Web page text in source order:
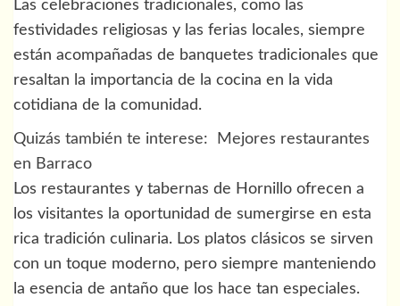
Las celebraciones tradicionales, como las
festividades religiosas y las ferias locales, siempre
están acompañadas de banquetes tradicionales que
resaltan la importancia de la cocina en la vida
cotidiana de la comunidad.
Quizás también te interese:
Mejores restaurantes
en Barraco
Los restaurantes y tabernas de Hornillo ofrecen a
los visitantes la oportunidad de sumergirse en esta
rica tradición culinaria. Los platos clásicos se sirven
con un toque moderno, pero siempre manteniendo
la esencia de antaño que los hace tan especiales.